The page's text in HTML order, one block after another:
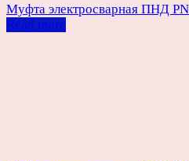
Муфта электросварная ПНД
Read more